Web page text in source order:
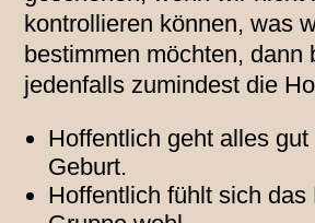
kontrollieren können, was
bestimmen möchten, dann
jedenfalls zumindest die
Hoffentlich geht alles gut
Geburt.
Hoffentlich fühlt sich das